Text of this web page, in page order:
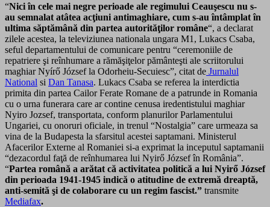
“Nici în cele mai negre perioade ale regimului Ceauşescu nu s-
au semnalat atâtea acţiuni antimaghiare, cum s-au întâmplat în
ultima săptămână din partea autorităţilor române“, a declarat
zilele acestea, la televiziunea nationala ungara M1, Lukacs Csaba,
seful departamentului de comunicare pentru “ceremoniile de
repatriere şi reînhumare a rămăşiţelor pământeşti ale scriitorului
maghiar Nyírő József la Odorheiu-Secuiesc”, citat de Jurnalul
National si Dan Tanasa. Lukacs Csaba se referea la interdictia
primita din partea Cailor Ferate Romane de a patrunde in Romania
cu o urna funerara care ar contine cenusa iredentistului maghiar
Nyiro Jozsef, transportata, conform planurilor Parlamentului
Ungariei, cu onoruri oficiale, in trenul “Nostalgia” care urmeaza sa
vina de la Budapesta la sfarsitul acestei saptamani. Ministerul
Afacerilor Externe al Romaniei si-a exprimat la inceputul saptamanii
“dezacordul faţă de reînhumarea lui Nyirő József în România”.
“Partea română a arătat că activitatea politică a lui Nyirő József
din perioada 1941-1945 indică o atitudine de extremă dreaptă,
anti-semită şi de colaborare cu un regim fascist.” transmite
Mediafax.